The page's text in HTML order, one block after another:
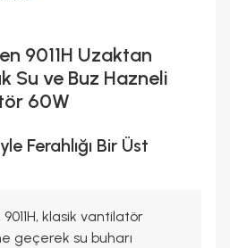
9011H Uzaktan
Su ve Buz Hazneli
60W
Ferahlığı Bir Üst
klasik vantilatör
geçerek su buharı